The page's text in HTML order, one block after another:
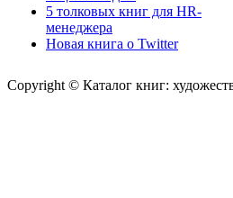
5 толковых книг для HR-
менеджера
Новая книга о Twitter
Copyright © Каталог книг: